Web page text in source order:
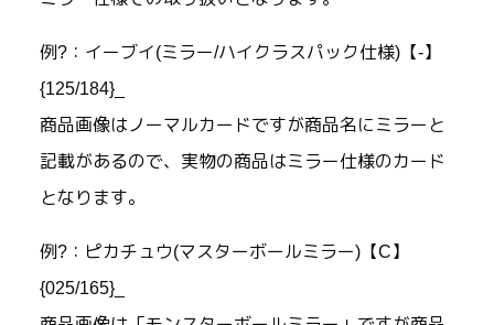
例?：イーブイ(ミラー/ハイクラスパック仕様)【-】
{125/184}_
商品画像はノーマルカードですが商品名にミラーと
記載があるので、実物の商品はミラー仕様のカード
となります。
例?：ピカチュウ(マスターボールミラー)【C】
{025/165}_